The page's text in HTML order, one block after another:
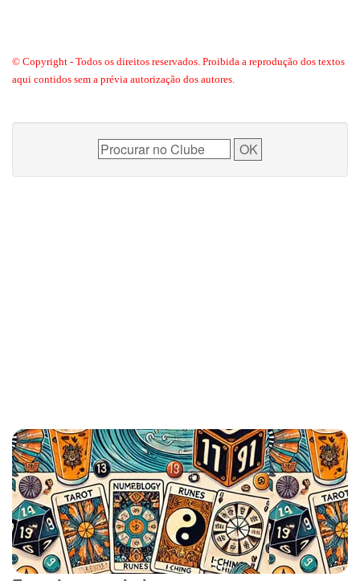
© Copyright - Todos os direitos reservados. Proibida a reprodução dos textos
aqui contidos sem a prévia autorização dos autores.